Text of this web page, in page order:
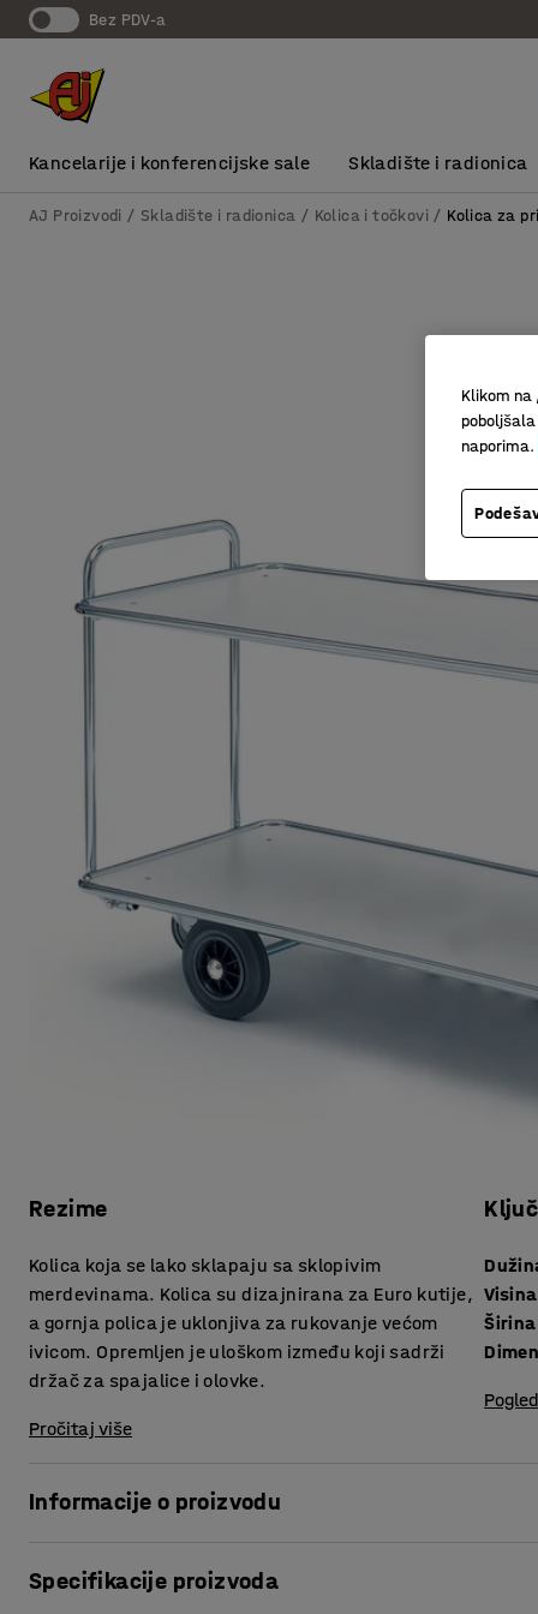
bez PDV-a
Kancelarije i konferencijske sale Skladište i radionica
AJ Proizvodi Skladište i radionica Kolica i točkovi Kolica za
Rezime
Kolica koja se lako sklapaju sa sklopivim
merdevinama. Kolica su dizajnirana za Euro kutije,
a gornja polica je uklonjiva za rukovanje većom
ivicom. Opremljen je uloškom između koji sadrži
držač za spajalice i olovke.
Pročitaj više
Visina
Širina
Informacije o proizvodu
Specifikacije proizvoda
Klikom na
naporima.